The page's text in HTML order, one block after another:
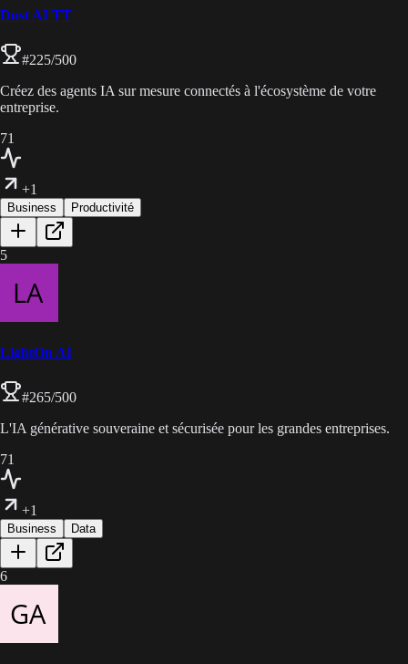
Dust AI TT
#225/500
Créez des agents IA sur mesure connectés à l'écosystème de votre
entreprise.
71
+1
Business Productivité
5
LightOn AI
#265/500
L'IA générative souveraine et sécurisée pour les grandes entreprises.
71
+1
Business Data
6